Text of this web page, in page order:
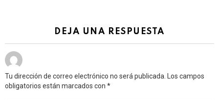
DEJA UNA RESPUESTA
Tu dirección de correo electrónico no será publicada.
Los campos
obligatorios están marcados con *